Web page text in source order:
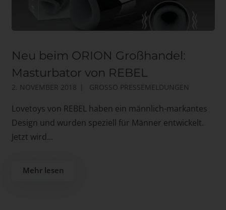
Neu beim ORION Großhandel:
Masturbator von REBEL
2. NOVEMBER 2018 GROSSO PRESSEMELDUNGEN
Lovetoys von REBEL haben ein männlich-markantes
Design und wurden speziell für Männer entwickelt.
Jetzt wird...
Mehr lesen